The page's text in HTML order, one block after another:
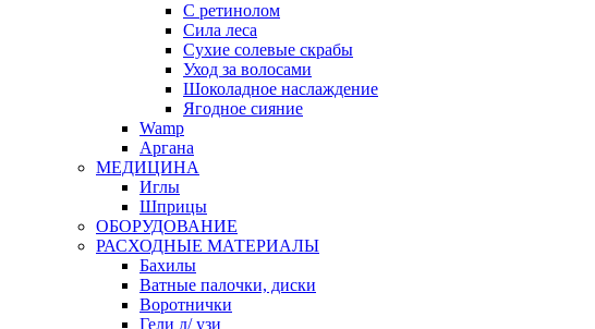
С ретинолом
Сила леса
Сухие солевые скрабы
Уход за волосами
Шоколадное наслаждение
Ягодное сияние
Wamp
Аргана
МЕДИЦИНА
Иглы
Шприцы
ОБОРУДОВАНИЕ
РАСХОДНЫЕ МАТЕРИАЛЫ
Бахилы
Ватные палочки, диски
Воротнички
Гели д/ узи